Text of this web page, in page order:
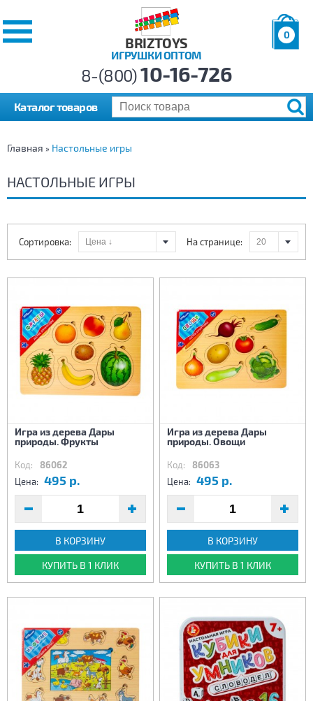
BRIZTOYS
ИГРУШКИ ОПТОМ
0
р.
8-(800)10-16-726
Каталог товаров
Главная » Настольные игры
НАСТОЛЬНЫЕ ИГРЫ
На странице:
Сортировка:
Игра из дерева Дары
природы. Фрукты
Код: 86062
Цена: 495 р.
В КОРЗИНУ
КУПИТЬ В 1 КЛИК
Игра из дерева Дары
природы. Овощи
Код: 86063
Цена: 495 р.
В КОРЗИНУ
КУПИТЬ В 1 КЛИК